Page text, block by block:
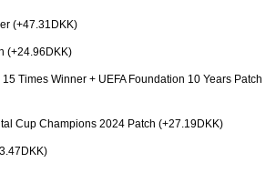
(+47.31DKK)
(+24.96DKK)
Times Winner + UEFA Foundation 10 Years Patch
Cup Champions 2024 Patch (+27.19DKK)